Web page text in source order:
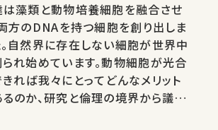
藻類と動物培養細胞を融合させ
方のDNAを持つ細胞を創り出しま
。自然界に存在しない細胞が世界中
れ始めています。動物細胞が光合
れば我々にとってどんなメリット
のか、研究と倫理の境界から議論